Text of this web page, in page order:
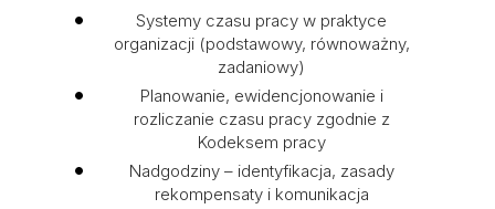
Systemy czasu pracy w praktyce
organizacji (podstawowy, równoważny,
zadaniowy)
Planowanie, ewidencjonowanie i
rozliczanie czasu pracy zgodnie z
Kodeksem pracy
Nadgodziny – identyfikacja, zasady
rekompensaty i komunikacja